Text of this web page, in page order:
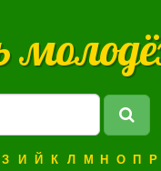
З И Й К Л М Н О П Р